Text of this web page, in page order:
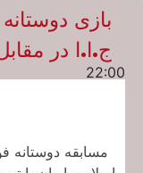
بازی
ج.ا.ا در
22:00
مسابقه دوستانه